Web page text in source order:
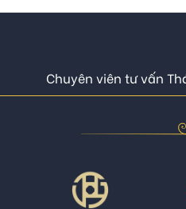
Chuyên viên tư vấn